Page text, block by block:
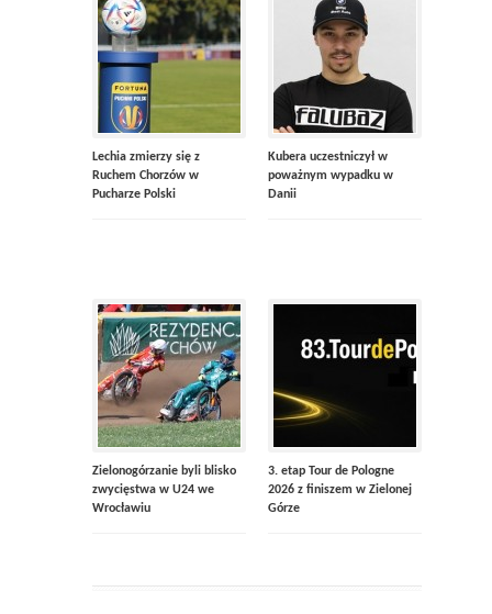
Lechia zmierzy się z
Ruchem Chorzów w
Pucharze Polski
Kubera uczestniczył w
poważnym wypadku w
Danii
Zielonogórzanie byli blisko
zwycięstwa w U24 we
Wrocławiu
3. etap Tour de Pologne
2026 z finiszem w Zielonej
Górze